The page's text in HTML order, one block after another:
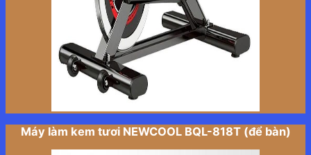
Máy làm kem tươi NEWCOOL BQL-818T (để bàn)